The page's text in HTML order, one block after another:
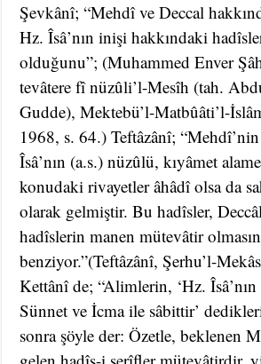
Şevkânî; “Mehdî ve Deccal
Hz. Îsâ’nın inişi hakkındaki
olduğunu”; (Muhammed Enver
tevâtere fî nüzûli’l-Mesîh (tah.
Gudde), Mektebü’l-Matbûâti’l-
1968, s. 64.) Teftâzânî; “Mehdî’nin
Îsâ’nın (a.s.) nüzûlü, kıyâmet
konudaki rivayetler âhâdî olsa da
olarak gelmiştir. Bu hadîsler,
hadîslerin manen mütevâtir
benziyor.”(Teftâzânî, Şerhu’l-
Kettânî de; “Alimlerin, ‘Hz.
Sünnet ve İcma ile sâbittir’
sonra şöyle der: Özetle, beklenen